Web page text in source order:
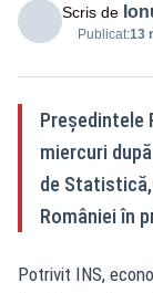
Scris de
Publicat:13
Președintele
miercuri
de
României în
Potrivit INS,